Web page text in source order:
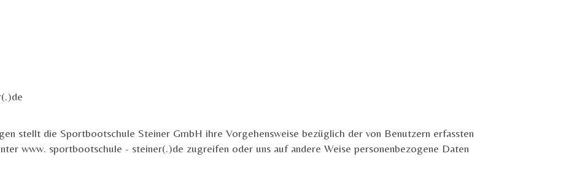
stellt die Sportbootschule Steiner GmbH ihre Vorgehensweise bezüglich der von Benutzern erfassten
www. sportbootschule - steiner(.)de zugreifen oder uns auf andere Weise personenbezogene Daten